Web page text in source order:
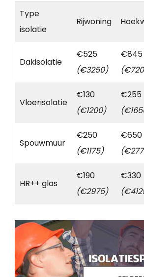
Type
isolatie
Rijwoning
Dakisolatie
€525
(€3250)
€845
Vloerisolatie
€130
(€1200)
€255
Spouwmuur
€250
(€1175)
€650
HR++ glas
€190
(€2975)
€330